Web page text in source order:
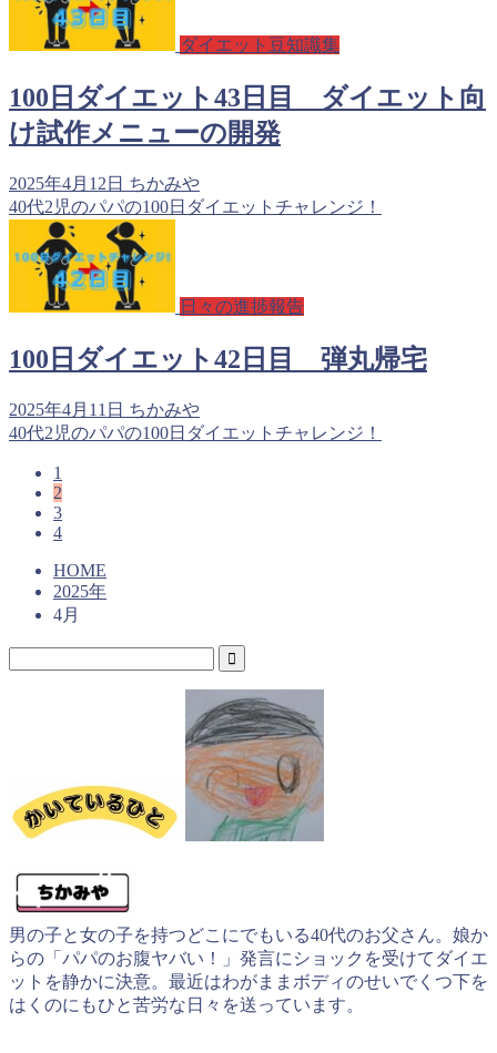
ダイエット豆知識集
100日ダイエット43日目 ダイエット向
け試作メニューの開発
2025年4月12日 ちかみや
40代2児のパパの100日ダイエットチャレンジ！
日々の進捗報告
100日ダイエット42日目 弾丸帰宅
2025年4月11日 ちかみや
40代2児のパパの100日ダイエットチャレンジ！
1
2
3
4
HOME
2025年
4月
男の子と女の子を持つどこにでもいる40代のお父さん。娘か
らの「パパのお腹ヤバい！」発言にショックを受けてダイエ
ットを静かに決意。最近はわがままボディのせいでくつ下を
はくのにもひと苦労な日々を送っています。